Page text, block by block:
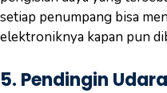
setiap penumpang bisa
elektroniknya kapan pun
5. Pendingin